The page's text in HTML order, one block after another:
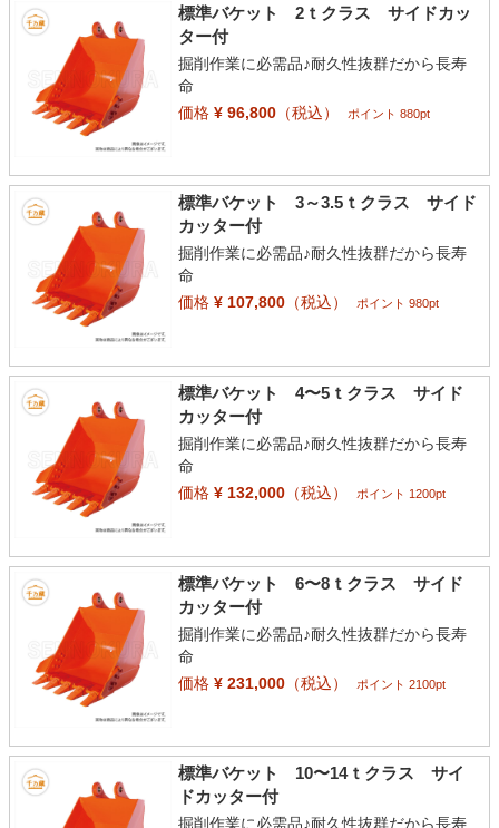
標準バケット 2ｔクラス サイドカッ
ター付
掘削作業に必需品♪耐久性抜群だから長寿
命
価格¥ 96,800（税込） ポイント 880pt
標準バケット 3～3.5ｔクラス サイド
カッター付
掘削作業に必需品♪耐久性抜群だから長寿
命
価格¥ 107,800（税込） ポイント 980pt
標準バケット 4〜5ｔクラス サイド
カッター付
掘削作業に必需品♪耐久性抜群だから長寿
命
価格¥ 132,000（税込） ポイント 1200pt
標準バケット 6〜8ｔクラス サイド
カッター付
掘削作業に必需品♪耐久性抜群だから長寿
命
価格¥ 231,000（税込） ポイント 2100pt
標準バケット 10〜14ｔクラス サイ
ドカッター付
掘削作業に必需品♪耐久性抜群だから長寿